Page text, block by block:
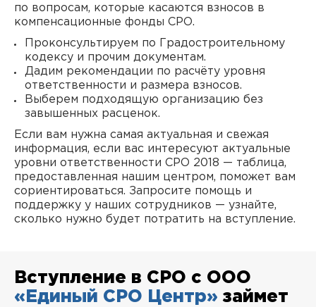
по вопросам, которые касаются взносов в
компенсационные фонды СРО.
Проконсультируем по Градостроительному
кодексу и прочим документам.
Дадим рекомендации по расчёту уровня
ответственности и размера взносов.
Выберем подходящую организацию без
завышенных расценок.
Если вам нужна самая актуальная и свежая
информация, если вас интересуют актуальные
уровни ответственности СРО 2018 — таблица,
предоставленная нашим центром, поможет вам
сориентироваться. Запросите помощь и
поддержку у наших сотрудников — узнайте,
сколько нужно будет потратить на вступление.
Вступление в СРО с ООО
«Единый СРО Центр» займет